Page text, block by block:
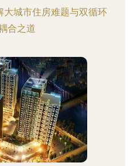
大城市住房难题与双循环
合之道